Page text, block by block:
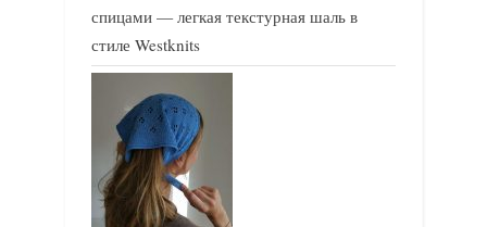
спицами — легкая текстурная шаль в
стиле Westknits